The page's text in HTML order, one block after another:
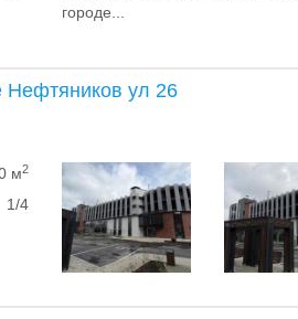
городе...
ул 26
м2
1/4